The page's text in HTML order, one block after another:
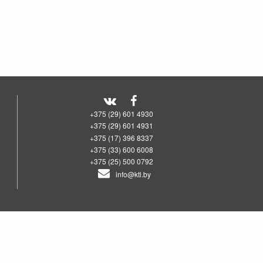
+375 (29) 601 4930
+375 (29) 601 4931
+375 (17) 396 8337
+375 (33) 600 6008
+375 (25) 500 0792
info@ktl.by